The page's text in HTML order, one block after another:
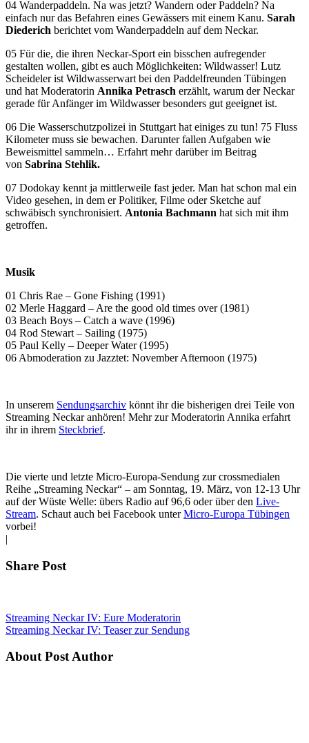
04 Wanderpaddeln. Na was jetzt? Wandern oder Paddeln? Na
einfach nur das Befahren eines Gewässers mit einem Kanu. Sarah
Diederich berichtet vom Wanderpaddeln auf dem Neckar.
05 Für die, die ihren Neckar-Sport ein bisschen aufregender
gestalten wollen, gibt es auch Möglichkeiten: Wildwasser! Lutz
Scheideler ist Wildwasserwart bei den Paddelfreunden Tübingen
und hat Moderatorin Annika Petrasch erzählt, warum der Neckar
gerade für Anfänger im Wildwasser besonders gut geeignet ist.
06 Die Wasserschutzpolizei in Stuttgart hat einiges zu tun! 75 Fluss
Kilometer muss sie bewachen. Darunter fallen Aufgaben wie
Beweismittel sammeln… Erfahrt mehr darüber im Beitrag
von Sabrina Stehlik.
07 Dodokay kennt ja mittlerweile fast jeder. Man hat schon mal ein
Video gesehen, in dem er Politiker, Filme oder Sketche auf
schwäbisch synchronisiert. Antonia Bachmann hat sich mit ihm
getroffen.
Musik
01 Chris Rae – Gone Fishing (1991)
02 Merle Haggard – Are the good old times over (1981)
03 Beach Boys – Catch a wave (1996)
04 Rod Stewart – Sailing (1975)
05 Paul Kelly – Deeper Water (1995)
06 Abmoderation zu Jazztet: November Afternoon (1975)
In unserem Sendungsarchiv könnt ihr die bisherigen drei Teile von
Streaming Neckar anhören! Mehr zur Moderatorin Annika erfahrt
ihr in ihrem Steckbrief.
Die vierte und letzte Micro-Europa-Sendung zur crossmedialen
Reihe „Streaming Neckar“ – am Sonntag, 19. März, von 12-13 Uhr
auf der Wüste Welle: übers Radio auf 96,6 oder über den Live-
Stream. Schaut auch bei Facebook unterMicro-Europa Tübingen
vorbei!
|
Share Post
Streaming Neckar IV: Eure Moderatorin
Streaming Neckar IV: Teaser zur Sendung
About Post Author